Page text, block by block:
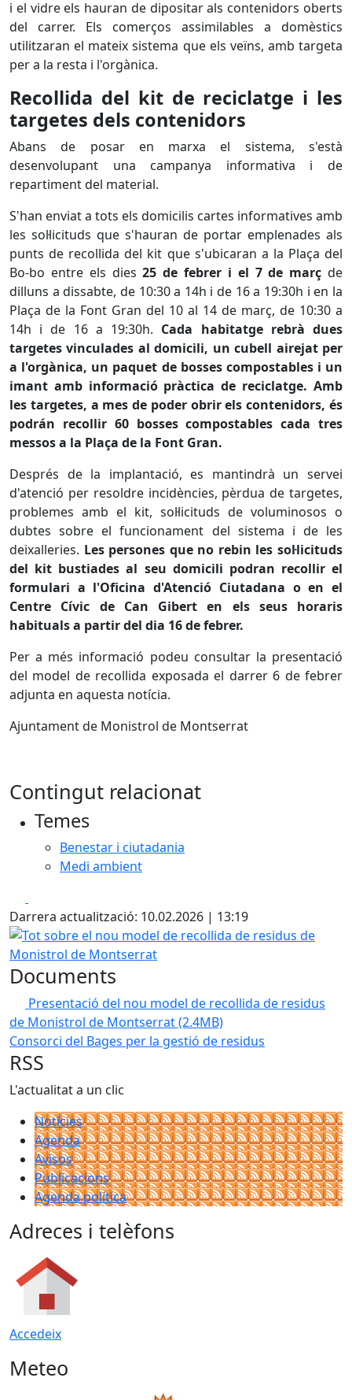
i el vidre els hauran de dipositar als contenidors oberts
del carrer. Els comerços assimilables a domèstics
utilitzaran el mateix sistema que els veïns, amb targeta
per a la resta i l'orgànica.
Recollida del kit de reciclatge i les
targetes dels contenidors
Abans de posar en marxa el sistema, s'està
desenvolupant una campanya informativa i de
repartiment del material.
S'han enviat a tots els domicilis cartes informatives amb
les sol·licituds que s'hauran de portar emplenades als
punts de recollida del kit que s'ubicaran a la Plaça del
Bo-bo entre els dies25 de febrer i el 7 de març de
dilluns a dissabte, de 10:30 a 14h i de 16 a 19:30h i en la
Plaça de la Font Gran del 10 al 14 de març, de 10:30 a
14h i de 16 a 19:30h. Cada habitatge rebrà dues
targetes vinculades al domicili, un cubell airejat per
a l'orgànica, un paquet de bosses compostables i un
imant amb informació pràctica de reciclatge. Amb
les targetes, a mes de poder obrir els contenidors, és
podrán recollir 60 bosses compostables cada tres
messos a la Plaça de la Font Gran.
Després de la implantació, es mantindrà un servei
d'atenció per resoldre incidències, pèrdua de targetes,
problemes amb el kit, sol·licituds de voluminosos o
dubtes sobre el funcionament del sistema i de les
deixalleries. Les persones que no rebin les sol·licituds
del kit bustiades al seu domicili podran recollir el
formulari a l'Oficina d'Atenció Ciutadana o en el
Centre Cívic de Can Gibert en els seus horaris
habituals a partir del dia 16 de febrer.
Per a més informació podeu consultar la presentació
del model de recollida exposada el darrer 6 de febrer
adjunta en aquesta notícia.
Ajuntament de Monistrol de Montserrat
Contingut relacionat
Temes
Benestar i ciutadania
Medi ambient
Darrera actualització: 10.02.2026 | 13:19
Tot sobre el nou model de recollida de residus de
Documents
Presentació del nou model de recollida de residus
de Monistrol de Montserrat(2.4MB)
Consorci del Bages per la gestió de residus
RSS
L'actualitat a un clic
Notícies
Agenda
Avisos
Publicacions
Agenda política
Adreces i telèfons
Accedeix
Meteo